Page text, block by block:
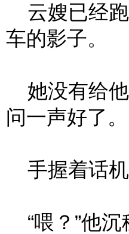
云嫂已经跑
车的影子。
她没有给他
问一声好了。
手握着话机
“喂？”他沉